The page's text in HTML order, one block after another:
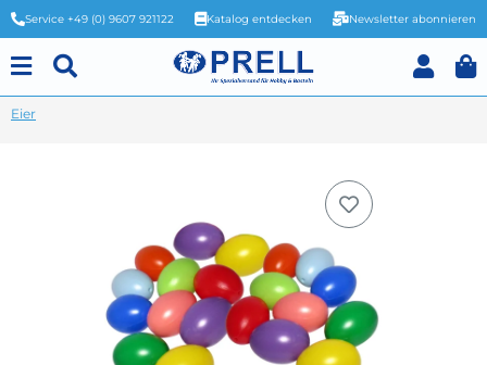
Service +49 (0) 9607 921122 Katalog entdecken Newsletter abonnieren
Eier